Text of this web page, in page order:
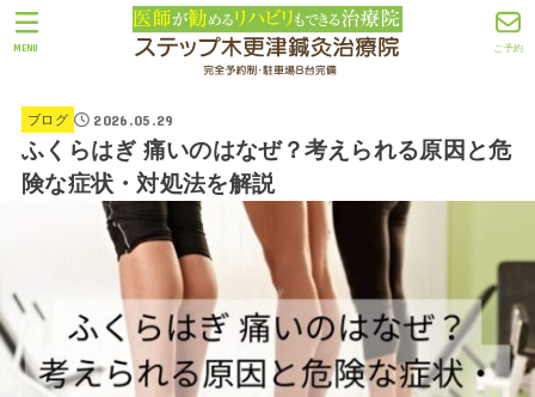
ご予約
MENU
ブログ 2026.05.29
ふくらはぎ 痛いのはなぜ？考えられる原因と危
険な症状・対処法を解説